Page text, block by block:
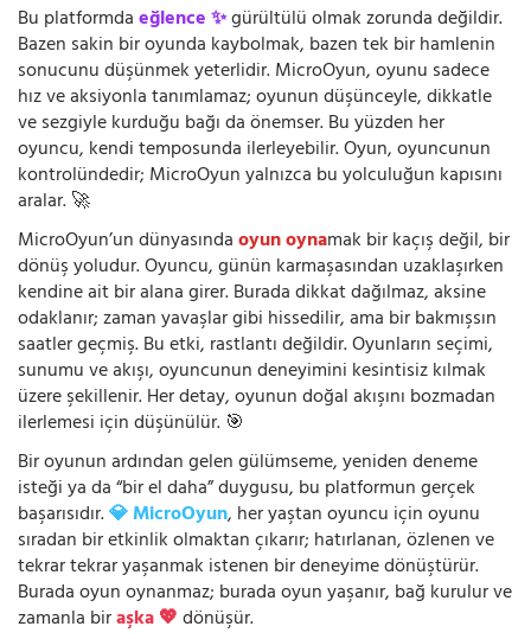
Bu platformdaeğlence ✨gürültülü olmak zorunda değildir.
Bazen sakin bir oyunda kaybolmak, bazen tek bir hamlenin
sonucunu düşünmek yeterlidir. MicroOyun, oyunu sadece
hız ve aksiyonla tanımlamaz; oyunun düşünceyle, dikkatle
ve sezgiyle kurduğu bağı da önemser. Bu yüzden her
oyuncu, kendi temposunda ilerleyebilir. Oyun, oyuncunun
kontrolündedir; MicroOyun yalnızca bu yolculuğun kapısını
aralar. 🚀
MicroOyun’un dünyasındaoyun oynamak bir kaçış değil, bir
dönüş yoludur. Oyuncu, günün karmaşasından uzaklaşırken
kendine ait bir alana girer. Burada dikkat dağılmaz, aksine
odaklanır; zaman yavaşlar gibi hissedilir, ama bir bakmışsın
saatler geçmiş. Bu etki, rastlantı değildir. Oyunların seçimi,
sunumu ve akışı, oyuncunun deneyimini kesintisiz kılmak
üzere şekillenir. Her detay, oyunun doğal akışını bozmadan
ilerlemesi için düşünülür. 🎯
Bir oyunun ardından gelen gülümseme, yeniden deneme
isteği ya da “bir el daha” duygusu, bu platformun gerçek
başarısıdır.💎 MicroOyun, her yaştan oyuncu için oyunu
sıradan bir etkinlik olmaktan çıkarır; hatırlanan, özlenen ve
tekrar tekrar yaşanmak istenen bir deneyime dönüştürür.
Burada oyun oynanmaz; burada oyun yaşanır, bağ kurulur ve
zamanla biraşka 💖dönüşür.